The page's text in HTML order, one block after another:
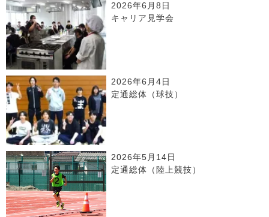
2026年6月8日
キャリア見学会
2026年6月4日
定通総体（球技）
2026年5月14日
定通総体（陸上競技）